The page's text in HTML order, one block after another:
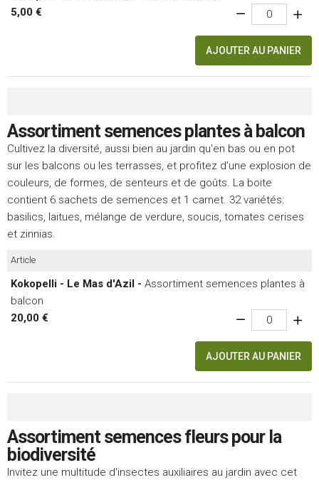
5,00 €
AJOUTER AU PANIER
Assortiment semences plantes à balcon
Cultivez la diversité, aussi bien au jardin qu'en bas ou en pot
sur les balcons ou les terrasses, et profitez d'une explosion de
couleurs, de formes, de senteurs et de goûts. La boite
contient 6 sachets de semences et 1 carnet. 32 variétés:
basilics, laitues, mélange de verdure, soucis, tomates cerises
et zinnias.
Article
Kokopelli - Le Mas d'Azil - Assortiment semences plantes à
balcon
20,00 €
AJOUTER AU PANIER
Assortiment semences fleurs pour la
biodiversité
Invitez une multitude d'insectes auxiliaires au jardin avec cet